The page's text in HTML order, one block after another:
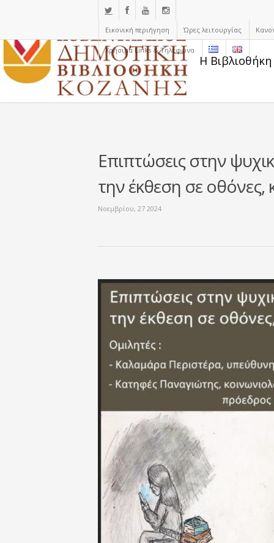
Εικονική περιήγηση Ώρες λειτουργίας
Χρήσιμα Links & Τηλέφωνα
Η
Επιπτώσεις στην
την έκθεση σε οθόνες,
Νοεμβρίου, 27 2024